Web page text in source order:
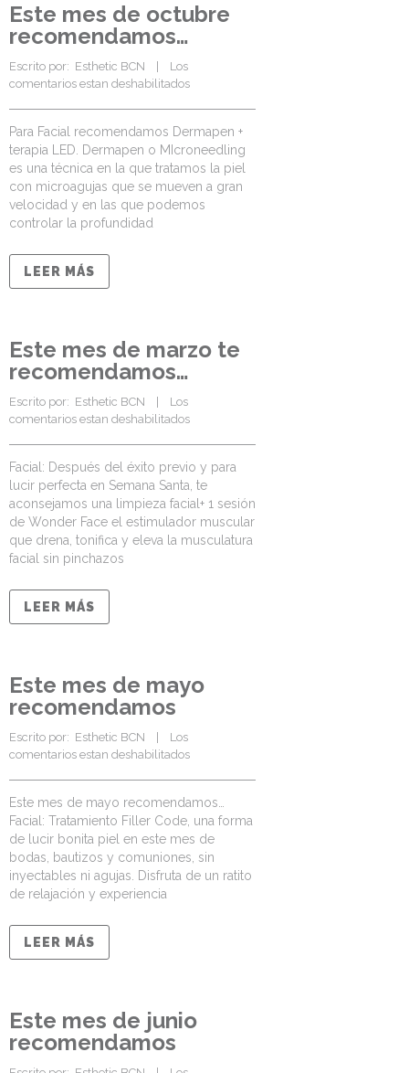
Este mes de octubre
recomendamos…
Escrito por: Esthetic BCN
Los
comentarios estan deshabilitados
Para Facial recomendamos Dermapen +
terapia LED. Dermapen o MIcroneedling
es una técnica en la que tratamos la piel
con microagujas que se mueven a gran
velocidad y en las que podemos
controlar la profundidad
LEER MÁS
Este mes de marzo te
recomendamos…
Escrito por: Esthetic BCN
Los
comentarios estan deshabilitados
Facial: Después del éxito previo y para
lucir perfecta en Semana Santa, te
aconsejamos una limpieza facial+ 1 sesión
de Wonder Face el estimulador muscular
que drena, tonifica y eleva la musculatura
facial sin pinchazos
LEER MÁS
Este mes de mayo
recomendamos
Escrito por: Esthetic BCN
Los
comentarios estan deshabilitados
Este mes de mayo recomendamos…
Facial: Tratamiento Filler Code, una forma
de lucir bonita piel en este mes de
bodas, bautizos y comuniones, sin
inyectables ni agujas. Disfruta de un ratito
de relajación y experiencia
LEER MÁS
Este mes de junio
recomendamos